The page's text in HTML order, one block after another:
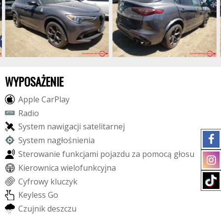
WYPOSAŻENIE
Apple CarPlay
Radio
System nawigacji satelitarnej
System nagłośnienia
Sterowanie funkcjami pojazdu za pomocą głosu
Kierownica wielofunkcyjna
Cyfrowy kluczyk
Keyless Go
Czujnikdeszczu